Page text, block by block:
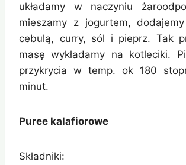
układamy w naczyniu
mieszamy z jogurtem,
cebulą, curry, sól i pieprz. Tak
masę wykładamy na kotleciki.
przykrycia w temp. ok 180
minut.
Puree kalafiorowe
Składniki: